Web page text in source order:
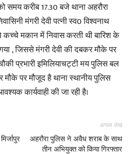
करीब 17.30 बजे थाना अहरौरा
मंगरी देवी पत्नी स्व0 विश्वनाथ
कच्चे मकान में निवास करती थी बारिश के
, जिससे मंगरी देवी की दबकर मौके पर
प्रभारी इमिलियाचट्टी मय पुलिस बल
मौके पर मौजूद है थाना स्थानीय पुलिस
कार्यवाही की जा रही है।
अगला लेख
अहरौरा पुलिस ने अवैध शराब के साथ
तीन अभियुक्त को किया गिरफ्तार